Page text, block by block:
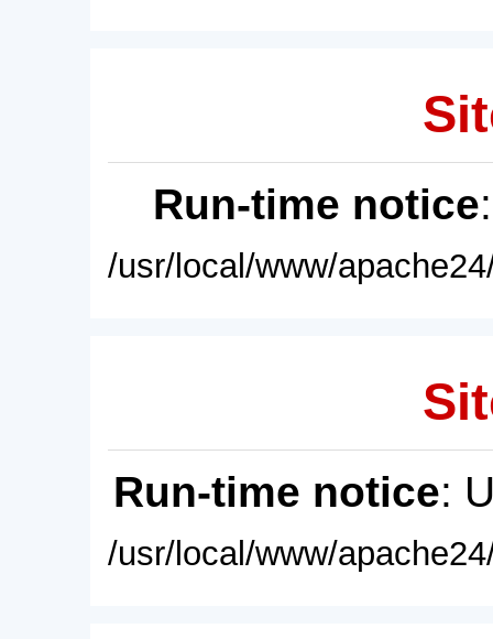
Run-time notice
/usr/local/www/
Run-time notice:
/usr/local/www/